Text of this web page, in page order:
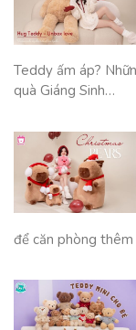
Teddy ấm áp?
quà Giáng Sinh…
để căn phòng